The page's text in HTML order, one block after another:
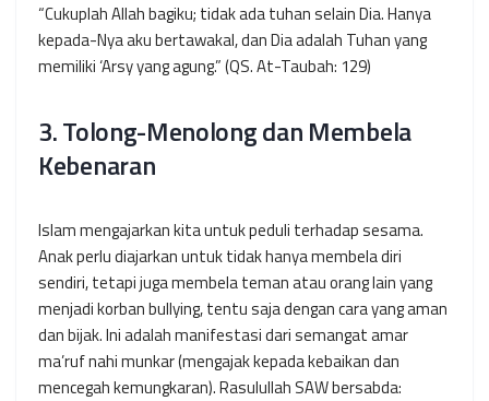
“Cukuplah Allah bagiku; tidak ada tuhan selain Dia. Hanya
kepada-Nya aku bertawakal, dan Dia adalah Tuhan yang
memiliki ‘Arsy yang agung.”(QS. At-Taubah: 129)
3. Tolong-Menolong dan Membela
Kebenaran
Islam mengajarkan kita untuk peduli terhadap sesama.
Anak perlu diajarkan untuk tidak hanya membela diri
sendiri, tetapi juga membela teman atau orang lain yang
menjadi korban bullying, tentu saja dengan cara yang aman
dan bijak. Ini adalah manifestasi dari semangat amar
ma’ruf nahi munkar (mengajak kepada kebaikan dan
mencegah kemungkaran). Rasulullah SAW bersabda: